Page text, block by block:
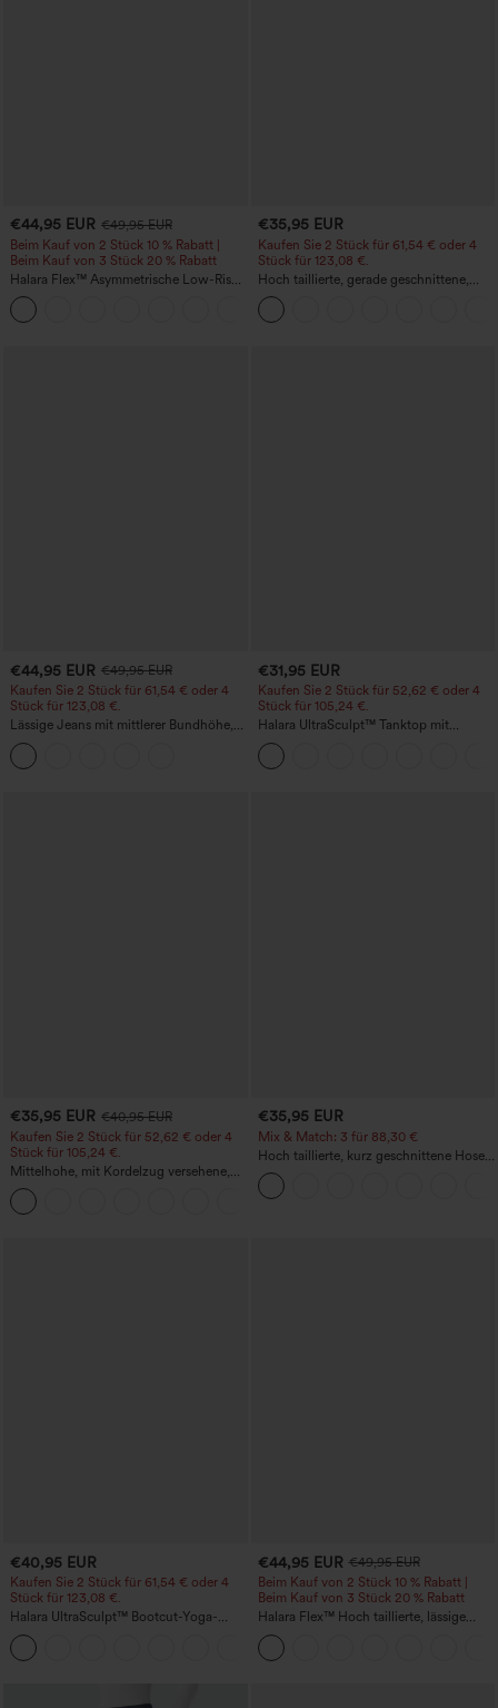
€44,95 EUR €49,95 EUR
Beim Kauf von 2 Stück 10 % Rabatt |
Beim Kauf von 3 Stück 20 % Rabatt
Halara Flex™ Asymmetrische Low-Rise-
Jeans mit Reißverschlusstaschen,
Baggy-Stil, weitem Bein, gewaschen,
lässig
€35,95 EUR
Kaufen Sie 2 Stück für 61,54 € oder 4
Stück für 123,08 €.
Hoch taillierte, gerade geschnittene,
legere Leinen-Optik-Hose mit Taschen
€44,95 EUR €49,95 EUR
Kaufen Sie 2 Stück für 61,54 € oder 4
Stück für 123,08 €.
Lässige Jeans mit mittlerer Bundhöhe,
Kordelzug und Taschen
€31,95 EUR
Kaufen Sie 2 Stück für 52,62 € oder 4
Stück für 105,24 €.
Halara UltraSculpt™ Tanktop mit
Rundhalsausschnitt und
geschwungenem Saum
€35,95 EUR €40,95 EUR
Kaufen Sie 2 Stück für 52,62 € oder 4
Stück für 105,24 €.
Mittelhohe, mit Kordelzug versehene,
schnelltrocknende Golfhose mit schmal
zulaufendem Schnitt, abgerundetem
Saum und Taschen – UPF 40+
€35,95 EUR
Mix & Match: 3 für 88,30 €
Hoch taillierte, kurz geschnittene Hose
mit Reißverschlusstasche in Leinenoptik
€40,95 EUR
Kaufen Sie 2 Stück für 61,54 € oder 4
Stück für 123,08 €.
Halara UltraSculpt™ Bootcut-Yoga-
Leggings mit hohem Bund, gerafftem
Po zur Hebung, bauchformend und mit
Taschen
€44,95 EUR €49,95 EUR
Beim Kauf von 2 Stück 10 % Rabatt |
Beim Kauf von 3 Stück 20 % Rabatt
Halara Flex™ Hoch taillierte, lässige
Jeans mit Taschen, umgekrempeltem
Saum, weitem Bein und verwaschenem
Finish